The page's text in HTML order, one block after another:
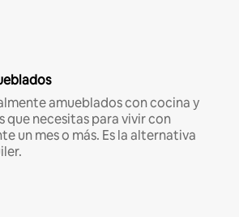
amueblados con cocina y
que necesitas para vivir con
un mes o más. Es la alternativa